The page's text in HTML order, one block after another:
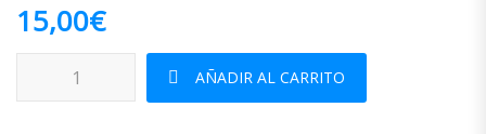
15,00€
Ramal Suelta Sencillo cantidad
AÑADIR AL CARRITO